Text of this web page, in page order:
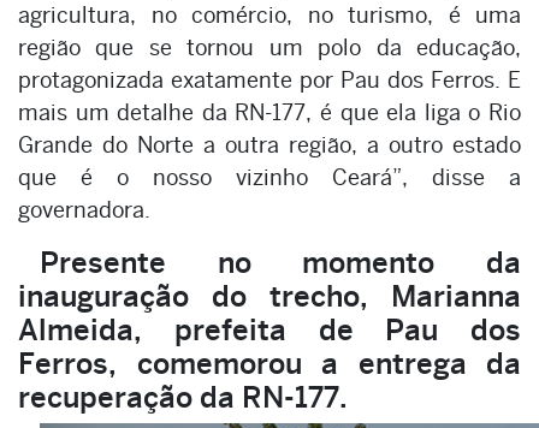
agricultura, no comércio, no turismo, é uma
região que se tornou um polo da educação,
protagonizada exatamente por Pau dos Ferros. E
mais um detalhe da RN-177, é que ela liga o Rio
Grande do Norte a outra região, a outro estado
que é o nosso vizinho Ceará”, disse a
governadora.
Presente no momento da
inauguração do trecho, Marianna
Almeida, prefeita de Pau dos
Ferros, comemorou a entrega da
recuperação da RN-177.